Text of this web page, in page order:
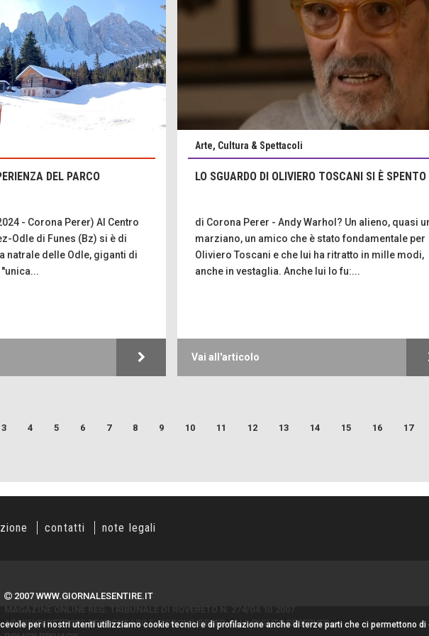
DEL PARCO
- Corona Perer) Al Centro
Odle di Funes (Bz) si è di
natrale delle Odle, giganti di
Arte, Cultura & Spettacoli
LO SGUARDO DI OLIVIERO TOSCANI SI È SPENTO
di Corona Perer - Andy Warhol? Un alieno, quasi
marziano, un amico che è stato fondamentale per
Oliviero Toscani e che lui ha ritratto in mille modi,
anche in vestaglia. Anche lui lo fu:...
Vai all'articolo
3 4 5 6 7 8 9 10 11 12 13 14 15 16 17
contatti note legali
2007 WWW.GIORNALESENTIRE.IT
ADMIN/DIRETTORE RESPONSABILE: CORONA PERER - ALL RIGHTS RESERVED
per i nostri utenti utilizziamo cookie tecnici e di profilazione anche di terze parti che ci permettono